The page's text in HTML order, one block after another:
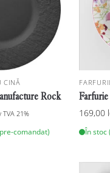
CINĂ
Rock
TVA 21%
comandat)
169,00
În stoc